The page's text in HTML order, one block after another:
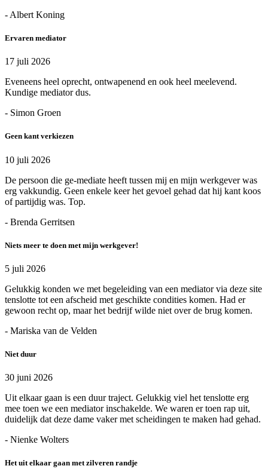
- Albert Koning
Ervaren mediator
17 juli 2026
Eveneens heel oprecht, ontwapenend en ook heel meelevend.
Kundige mediator dus.
- Simon Groen
Geen kant verkiezen
10 juli 2026
De persoon die ge-mediate heeft tussen mij en mijn werkgever was
erg vakkundig. Geen enkele keer het gevoel gehad dat hij kant koos
of partijdig was. Top.
- Brenda Gerritsen
Niets meer te doen met mijn werkgever!
5 juli 2026
Gelukkig konden we met begeleiding van een mediator via deze site
tenslotte tot een afscheid met geschikte condities komen. Had er
gewoon recht op, maar het bedrijf wilde niet over de brug komen.
- Mariska van de Velden
Niet duur
30 juni 2026
Uit elkaar gaan is een duur traject. Gelukkig viel het tenslotte erg
mee toen we een mediator inschakelde. We waren er toen rap uit,
duidelijk dat deze dame vaker met scheidingen te maken had gehad.
- Nienke Wolters
Het uit elkaar gaan met zilveren randje